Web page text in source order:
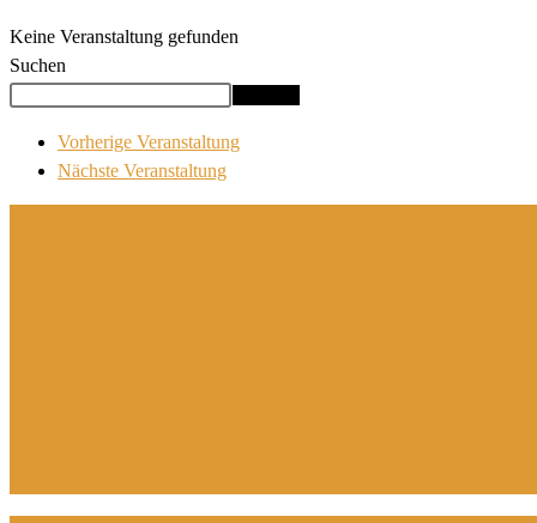
Keine Veranstaltung gefunden
Suchen
Vorherige Veranstaltung
Nächste Veranstaltung